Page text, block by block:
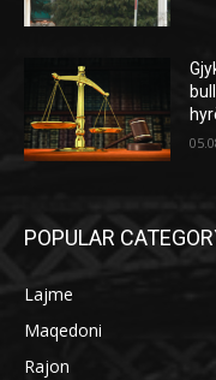
POPULAR
Lajme
Maqedoni
Rajon